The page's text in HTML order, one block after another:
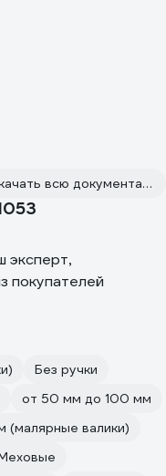
Скачать всю документацию
эксперт,
покупателей
Без ручки
от 50 мм до 100 мм
(малярные валики)